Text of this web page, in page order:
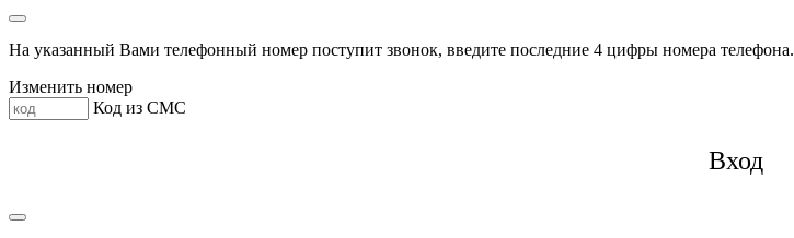
На указанный Вами телефонный номер поступит звонок, введите последние 4 цифры номера телефона.
Изменить номер
Код из СМС
Вход